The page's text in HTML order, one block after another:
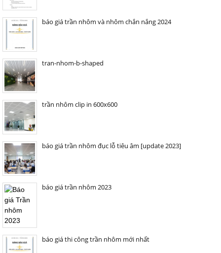
báo giá trần nhôm và nhôm chắn nắng 2024
tran-nhom-b-shaped
trần nhôm clip in 600x600
báo giá trần nhôm đục lỗ tiêu âm [update 2023]
báo giá trần nhôm 2023
báo giá thi công trần nhôm mới nhất